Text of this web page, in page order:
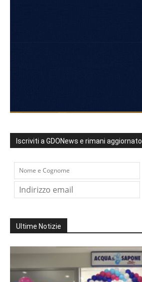
Iscriviti a GDONews e rimani aggiornato
Ultime Notizie